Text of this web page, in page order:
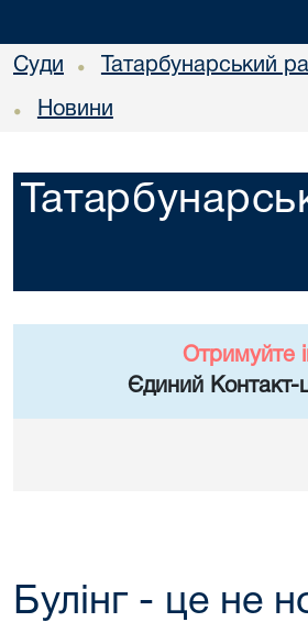
Суди • Татарбунарський
• Новини
Отримуйте
Єдиний Контакт-
Булінг - це не